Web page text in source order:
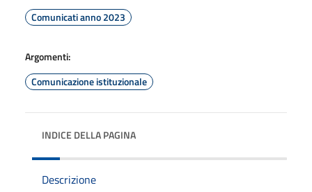
Comunicati anno 2023
Argomenti:
Comunicazione istituzionale
INDICE DELLA PAGINA
Descrizione